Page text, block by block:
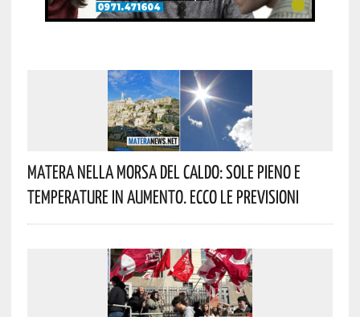
Matera Nella Morsa Del Caldo: Sole Pieno E
Temperature In Aumento. Ecco Le Previsioni